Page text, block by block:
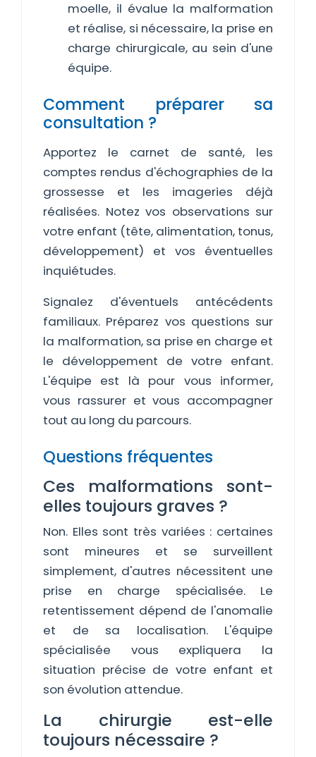
moelle, il évalue la malformation
et réalise, si nécessaire, la prise en
charge chirurgicale, au sein d'une
équipe.
Comment préparer sa
consultation ?
Apportez le carnet de santé, les
comptes rendus d'échographies de la
grossesse et les imageries déjà
réalisées. Notez vos observations sur
votre enfant (tête, alimentation, tonus,
développement) et vos éventuelles
inquiétudes.
Signalez d'éventuels antécédents
familiaux. Préparez vos questions sur
la malformation, sa prise en charge et
le développement de votre enfant.
L'équipe est là pour vous informer,
vous rassurer et vous accompagner
tout au long du parcours.
Questions fréquentes
Ces malformations sont-
elles toujours graves ?
Non. Elles sont très variées : certaines
sont mineures et se surveillent
simplement, d'autres nécessitent une
prise en charge spécialisée. Le
retentissement dépend de l'anomalie
et de sa localisation. L'équipe
spécialisée vous expliquera la
situation précise de votre enfant et
son évolution attendue.
La chirurgie est-elle
toujours nécessaire ?